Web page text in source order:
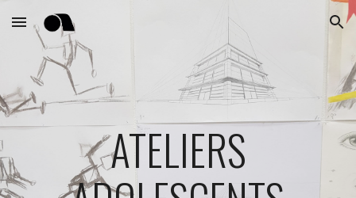
Skip to main content Skip to navigation
ATELIERS